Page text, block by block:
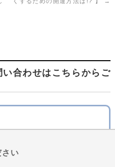
合わせはこちらからご
い